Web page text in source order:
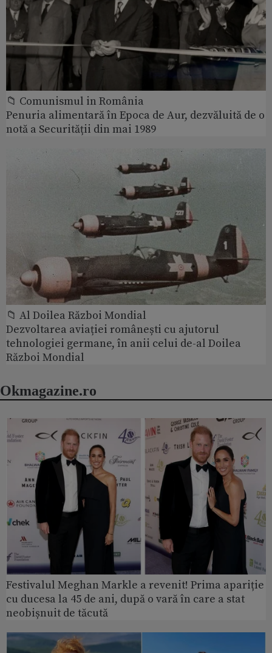
📁 Comunismul in România
Penuria alimentară în Epoca de Aur, dezvăluită de o
notă a Securității din mai 1989
📁 Al Doilea Război Mondial
Dezvoltarea aviației românești cu ajutorul
tehnologiei germane, în anii celui de-al Doilea
Război Mondial
Okmagazine.ro
Festivalul Meghan Markle a revenit! Prima apariție
cu ducesa la 45 de ani, după o vară în care a stat
neobișnuit de tăcută